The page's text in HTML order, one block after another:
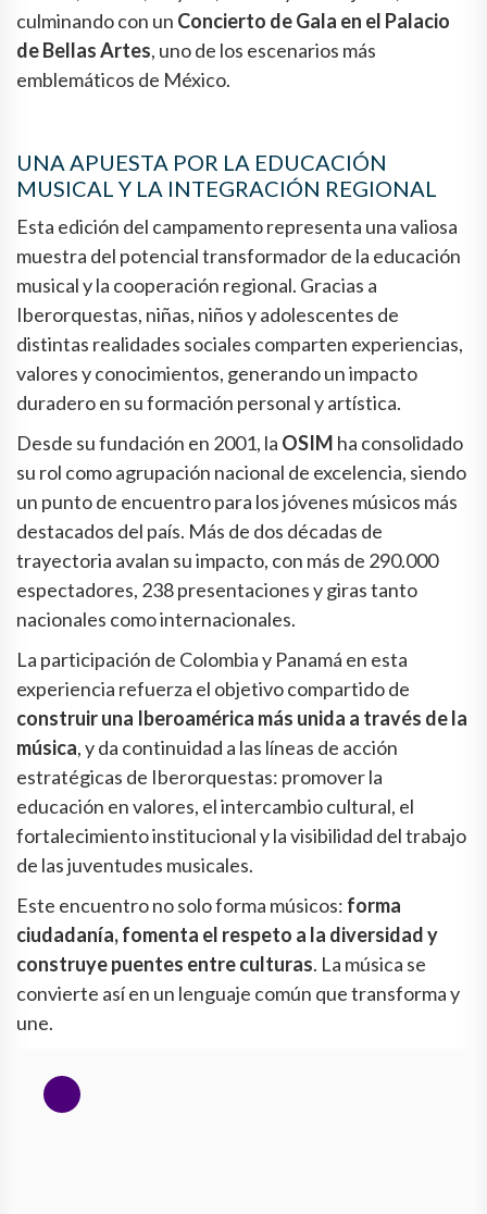
culminando con un Concierto de Gala en el Palacio
de Bellas Artes, uno de los escenarios más
emblemáticos de México.
UNA APUESTA POR LA EDUCACIÓN
MUSICAL Y LA INTEGRACIÓN REGIONAL
Esta edición del campamento representa una valiosa
muestra del potencial transformador de la educación
musical y la cooperación regional. Gracias a
Iberorquestas, niñas, niños y adolescentes de
distintas realidades sociales comparten experiencias,
valores y conocimientos, generando un impacto
duradero en su formación personal y artística.
Desde su fundación en 2001, la OSIM ha consolidado
su rol como agrupación nacional de excelencia, siendo
un punto de encuentro para los jóvenes músicos más
destacados del país. Más de dos décadas de
trayectoria avalan su impacto, con más de 290.000
espectadores, 238 presentaciones y giras tanto
nacionales como internacionales.
La participación de Colombia y Panamá en esta
experiencia refuerza el objetivo compartido de
construir una Iberoamérica más unida a través de la
música, y da continuidad a las líneas de acción
estratégicas de Iberorquestas: promover la
educación en valores, el intercambio cultural, el
fortalecimiento institucional y la visibilidad del trabajo
de las juventudes musicales.
Este encuentro no solo forma músicos: forma
ciudadanía, fomenta el respeto a la diversidad y
construye puentes entre culturas. La música se
convierte así en un lenguaje común que transforma y
une.